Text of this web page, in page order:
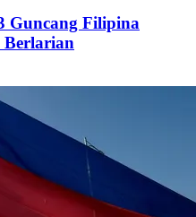
Guncang Filipina
Berlarian